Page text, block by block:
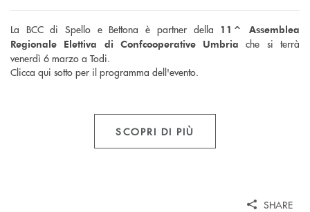
La BCC di Spello e Bettona è partner della 11^ Assemblea
Regionale Elettiva di Confcooperative Umbria che si terrà
venerdì 6 marzo a Todi.
Clicca qui sotto per il programma dell'evento.
SCOPRI DI PIÙ
SHARE